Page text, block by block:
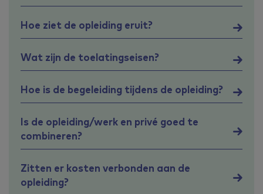
Hoe ziet de opleiding eruit?
Wat zijn de toelatingseisen?
Hoe is de begeleiding tijdens de opleiding?
Is de opleiding/werk en privé goed te
combineren?
Zitten er kosten verbonden aan de
opleiding?